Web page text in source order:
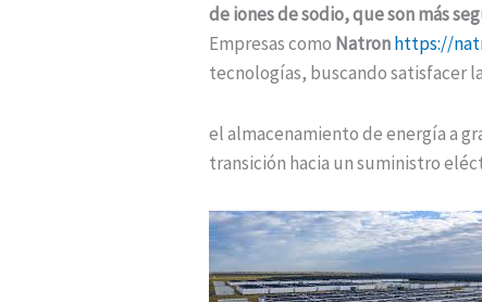
de iones de sodio, que son más
Empresas como Natronhttps://
tecnologías, buscando satisfacer
el almacenamiento de energía a
transición hacia un suministro